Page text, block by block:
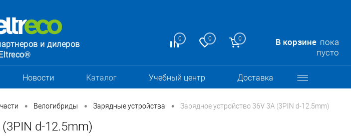
0 0 0 В корзине пока
пусто
и дилеров
Новости Каталог Учебный центр Доставка
• Велогибриды • Зарядные устройства • Зарядное устройство 36V 3A (3PIN d-12.5mm)
d-12.5mm)